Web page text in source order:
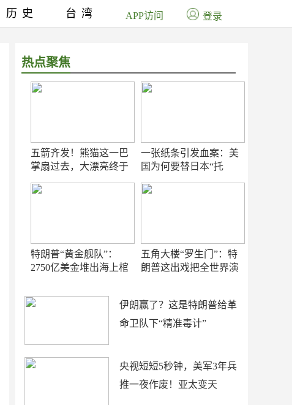
热点聚焦
五箭齐发！熊猫这一巴
掌扇过去，大漂亮终于
一张纸条引发血案：美
国为何要替日本“托
特朗普“黄金舰队”：
2750亿美金堆出海上棺
五角大楼“罗生门”：特
朗普这出戏把全世界演
伊朗赢了？这是特朗普给革
命卫队下“精准毒计”
央视短短5秒钟，美军3年兵
推一夜作废！亚太变天
历史 台湾 APP访问 登录